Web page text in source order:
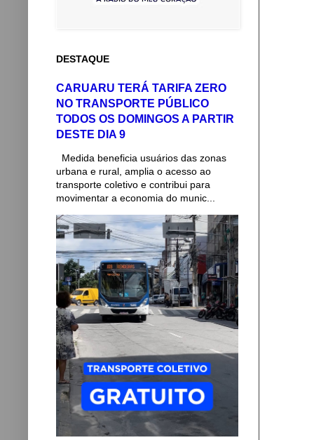
DESTAQUE
CARUARU TERÁ TARIFA ZERO
NO TRANSPORTE PÚBLICO
TODOS OS DOMINGOS A PARTIR
DESTE DIA 9
Medida beneficia usuários das zonas
urbana e rural, amplia o acesso ao
transporte coletivo e contribui para
movimentar a economia do munic...